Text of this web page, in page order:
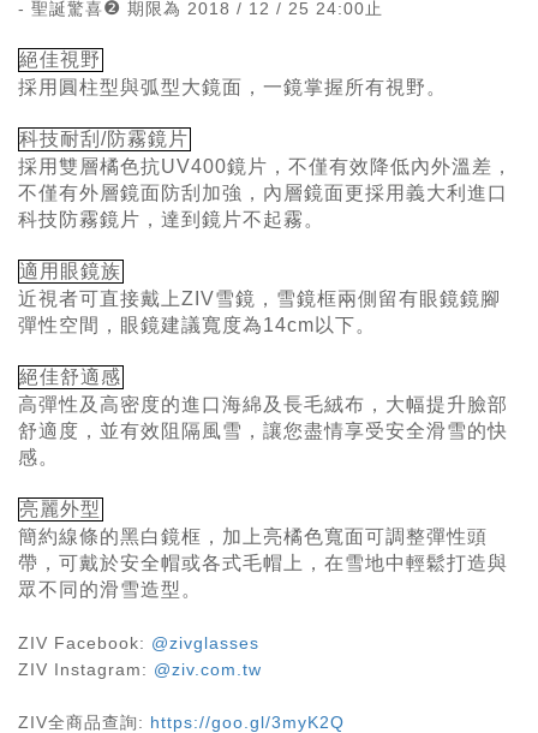
- 聖誕驚喜❷ 期限為 2018 / 12 / 25 24:00止
絕佳視野
採用 圓柱型與弧型大鏡面， 一鏡掌握所有視野。
科技耐刮/防霧鏡片
採用雙層橘色抗UV400鏡片，不僅有效降低內外溫差，
不僅有外層鏡面防刮加強，內層鏡面更採用義大利進口
科技防霧鏡片，達到鏡片不起霧。
適用眼鏡族
近視者可直接戴上ZIV雪鏡，雪鏡框兩側留有眼鏡鏡腳
彈性空間，眼鏡建議寬度為14cm以下。
絕佳舒適感
高彈性及高密度的進口海綿及長毛絨布，大幅提升臉部
舒適度，並有效阻隔風雪，讓您盡情享受安全滑雪的快
感。
亮麗外型
簡約線條的黑白鏡框，加上亮橘色寬面可調整彈性頭
帶，可戴於安全帽或各式毛帽上，在雪地中輕鬆打造與
眾不同的滑雪造型。
ZIV Facebook: @zivglasses
ZIV Instagram: @ziv.com.tw
ZIV全商品查詢: https://goo.gl/3myK2Q